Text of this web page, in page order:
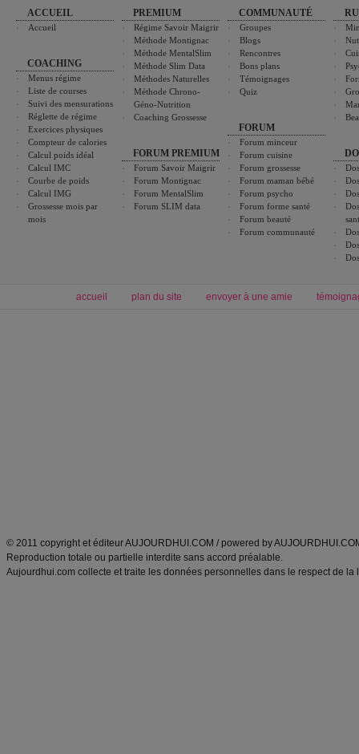
ACCUEIL
Accueil
COACHING
Menus régime
Liste de courses
Suivi des mensurations
Réglette de régime
Exercices physiques
Compteur de calories
Calcul poids idéal
Calcul IMC
Courbe de poids
Calcul IMG
Grossesse mois par
mois
PREMIUM
Régime Savoir Maigrir
Méthode Montignac
Méthode MentalSlim
Méthode Slim Data
Méthodes Naturelles
Méthode Chrono-
Géno-Nutrition
Coaching Grossesse
FORUM PREMIUM
Forum Savoir Maigrir
Forum Montignac
Forum MentalSlim
Forum SLIM data
COMMUNAUTÉ
Groupes
Blogs
Rencontres
Bons plans
Témoignages
Quiz
FORUM
Forum minceur
Forum cuisine
Forum grossesse
Forum maman bébé
Forum psycho
Forum forme santé
Forum beauté
Forum communauté
accueil plan du site envoyer à une amie
© 2011 copyright et éditeur AUJOURDHUI.COM / powered by
Reproduction totale ou partielle interdite sans accord préalable.
Aujourdhui.com collecte et traite les données personnelles dans le respect de